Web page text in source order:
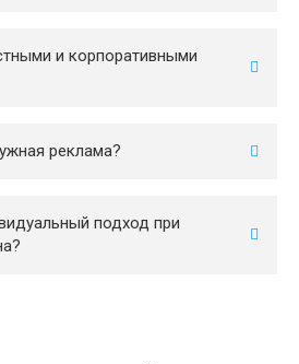
и корпоративными
реклама?
подход при